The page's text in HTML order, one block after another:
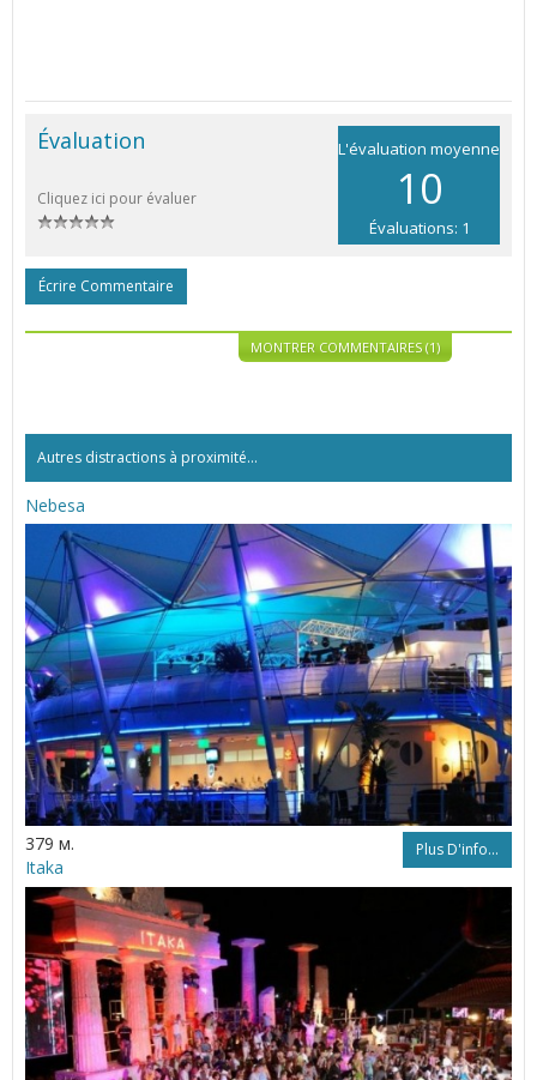
L'évaluation moyenne
10
Évaluations: 1
Évaluation
Cliquez ici pour évaluer
Écrire Commentaire
MONTRER COMMENTAIRES (1)
Autres distractions à proximité...
Nebesa
379 м. Plus D'info...
Itaka